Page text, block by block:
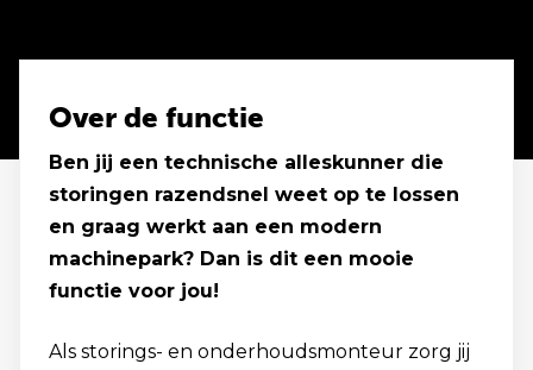
Over de functie
Ben jij een technische alleskunner die
storingen razendsnel weet op te lossen
en graag werkt aan een modern
machinepark? Dan is dit een mooie
functie voor jou!
Als storings- en onderhoudsmonteur zorg jij